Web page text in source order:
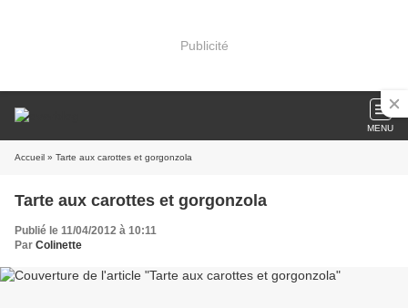
Publicité
MENU
Accueil » Tarte aux carottes et gorgonzola
Tarte aux carottes et gorgonzola
Publié le 11/04/2012 à 10:11
Par Colinette